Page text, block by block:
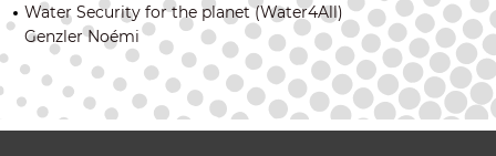
Water Security for the planet (Water4All)
Genzler Noémi